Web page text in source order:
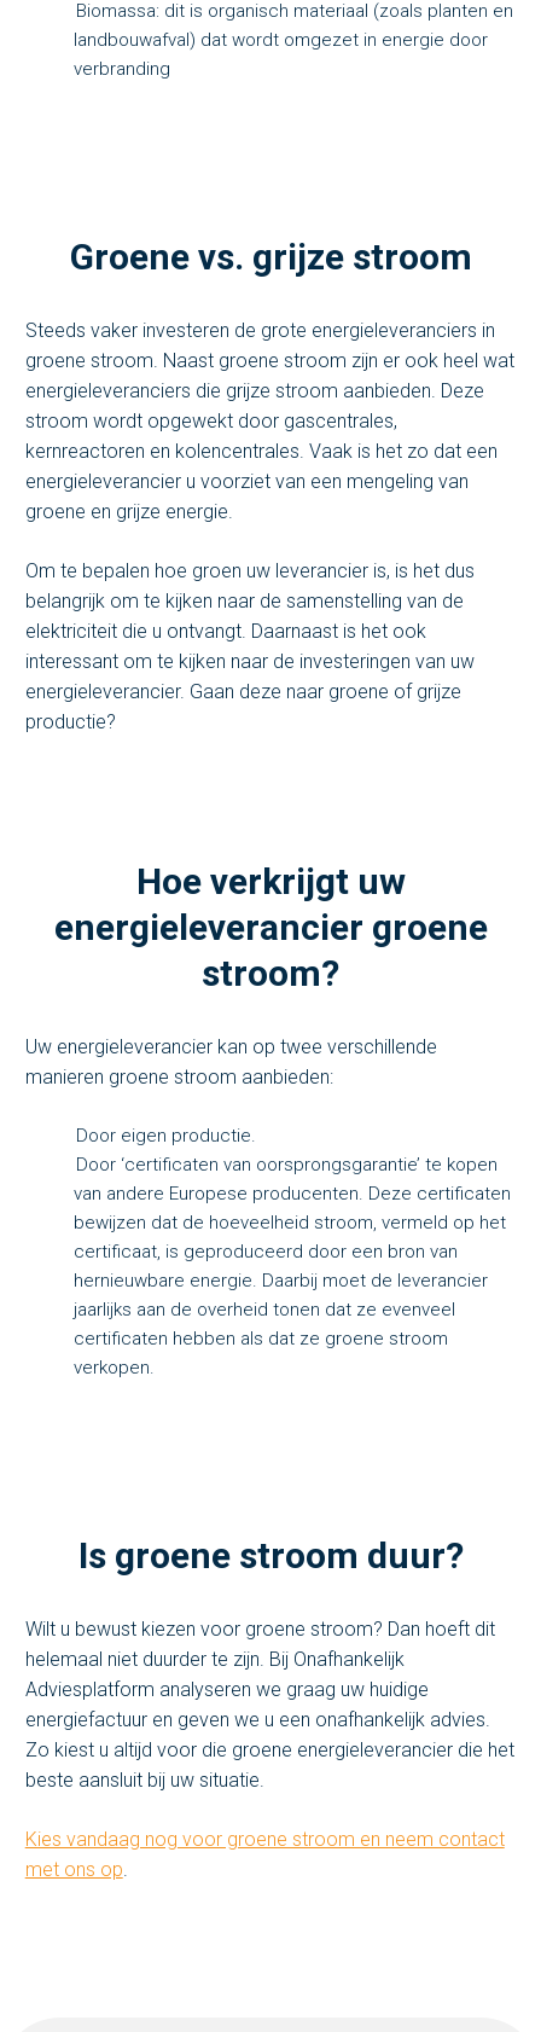
Biomassa: dit is organisch materiaal (zoals planten en
landbouwafval) dat wordt omgezet in energie door
verbranding
Groene vs. grijze stroom
Steeds vaker investeren de grote energieleveranciers in
groene stroom. Naast groene stroom zijn er ook heel wat
energieleveranciers die grijze stroom aanbieden. Deze
stroom wordt opgewekt door gascentrales,
kernreactoren en kolencentrales. Vaak is het zo dat een
energieleverancier u voorziet van een mengeling van
groene en grijze energie.
Om te bepalen hoe groen uw leverancier is, is het dus
belangrijk om te kijken naar de samenstelling van de
elektriciteit die u ontvangt. Daarnaast is het ook
interessant om te kijken naar de investeringen van uw
energieleverancier. Gaan deze naar groene of grijze
productie?
Hoe verkrijgt uw
energieleverancier groene
stroom?
Uw energieleverancier kan op twee verschillende
manieren groene stroom aanbieden:
Door eigen productie.
Door ‘certificaten van oorsprongsgarantie’ te kopen
van andere Europese producenten. Deze certificaten
bewijzen dat de hoeveelheid stroom, vermeld op het
certificaat, is geproduceerd door een bron van
hernieuwbare energie. Daarbij moet de leverancier
jaarlijks aan de overheid tonen dat ze evenveel
certificaten hebben als dat ze groene stroom
verkopen.
Is groene stroom duur?
Wilt u bewust kiezen voor groene stroom? Dan hoeft dit
helemaal niet duurder te zijn. Bij Onafhankelijk
Adviesplatform analyseren we graag uw huidige
energiefactuur en geven we u een onafhankelijk advies.
Zo kiest u altijd voor die groene energieleverancier die het
beste aansluit bij uw situatie.
Kies vandaag nog voor groene stroom en neem contact
met ons op.